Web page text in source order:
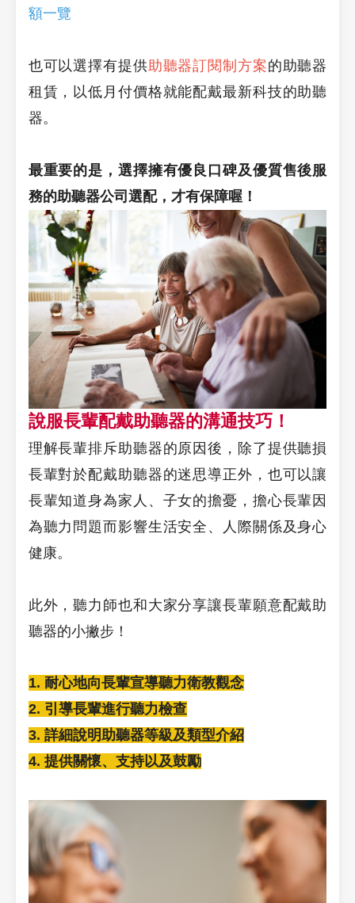
額一覽
也可以選擇有提供助聽器訂閱制方案的助聽器
租賃，以低月付價格就能配戴最新科技的助聽
器。
最重要的是，選擇擁有優良口碑及優質售後服
務的助聽器公司選配，才有保障喔！
說服長輩配戴助聽器的溝通技巧！
理解長輩排斥助聽器的原因後，除了提供聽損
長輩對於配戴助聽器的迷思導正外，也可以讓
長輩知道身為家人、子女的擔憂，擔心長輩因
為聽力問題而影響生活安全、人際關係及身心
健康。
此外，聽力師也和大家分享讓長輩願意配戴助
聽器的小撇步！
1. 耐心地向長輩宣導聽力衛教觀念
2. 引導長輩進行聽力檢查
3. 詳細說明助聽器等級及類型介紹
4. 提供關懷、支持以及鼓勵